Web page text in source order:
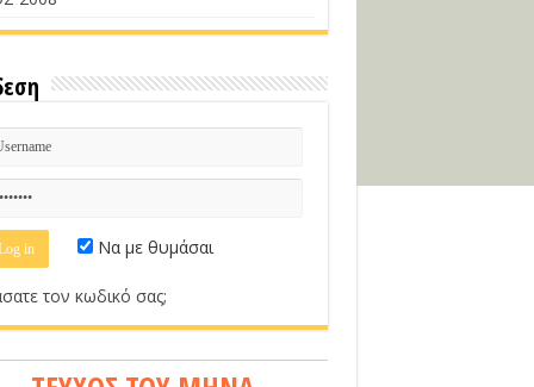
Να με θυμάσαι
τον κωδικό σας;